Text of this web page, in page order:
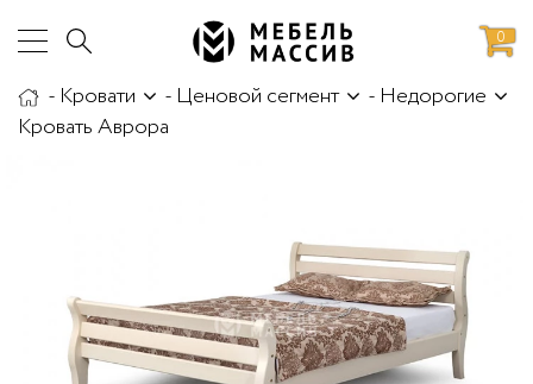
Доставка и сборка
0
- Кровати - Ценовой сегмент - Недорогие
Кровать Аврора